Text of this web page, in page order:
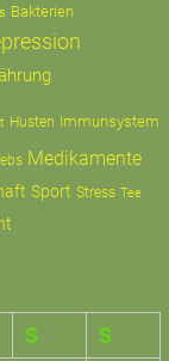
Bakterien
Husten Immunsystem
Medikamente
Sport Stress Tee
S
S